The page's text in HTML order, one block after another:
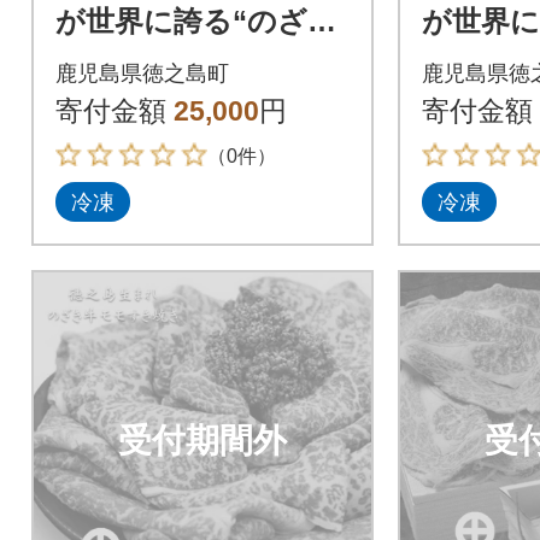
が世界に誇る“のざき
牛”モモすき焼きギフ
ト
鹿児島県徳之島町
寄付金額 25,000円
（0件）
冷凍
が世界
牛”サー
キギフ
鹿児島県徳
寄付金額
冷凍
受付期間外 受